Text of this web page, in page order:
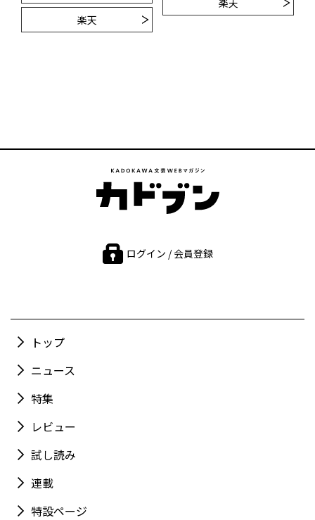
楽天
ログイン / 会員登録
トップ
ニュース
特集
レビュー
試し読み
連載
特設ページ